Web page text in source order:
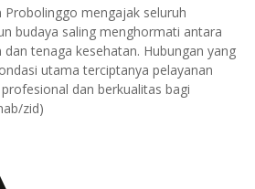
Probolinggo mengajak seluruh
budaya saling menghormati antara
tenaga kesehatan. Hubungan yang
utama terciptanya pelayanan
dan berkualitas bagi
zid)